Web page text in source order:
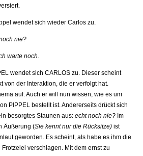
wendet sich wieder Carlos zu.
nie?
warte noch.
wendet sich CARLOS zu. Dieser scheint
von der Interaktion, die er verfolgt hat.
auf. Auch er will nun wissen, wie es um
PIPPEL bestellt ist. Anderer­seits drückt sich
besorgtes Staunen aus: echt noch nie? Im
Äußerung (Sie kennt nur die Rücksitze) ist
geworden. Es scheint, als habe es ihm die
verschlagen. Mit dem ernst zu